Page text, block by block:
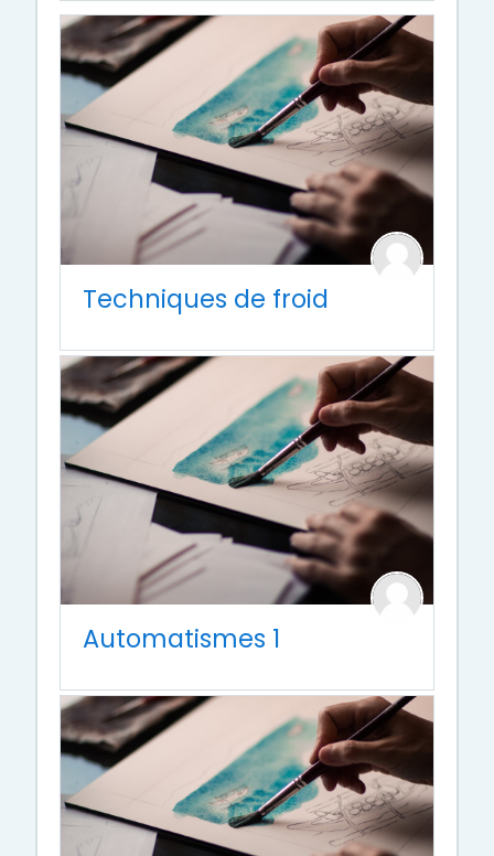
Techniques de froid
Automatismes 1